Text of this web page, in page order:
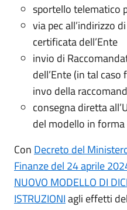
sportello telematico
via pec all’indirizzo
certificata dell’Ente
invio di
dell’Ente (in tal
invo della
consegna diretta
del modello in forma
Con Decreto del
Finanze del 24 aprile
NUOVO MODELLO DI
ISTRUZIONIagli effetti